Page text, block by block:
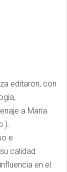
editaron, con
a María
e
calidad
en el